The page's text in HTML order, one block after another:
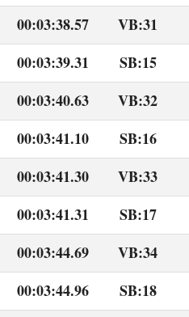
00:03:38.57 VB:31
00:03:39.31 SB:15
00:03:40.63 VB:32
00:03:41.10 SB:16
00:03:41.30 VB:33
00:03:41.31 SB:17
00:03:44.69 VB:34
00:03:44.96 SB:18